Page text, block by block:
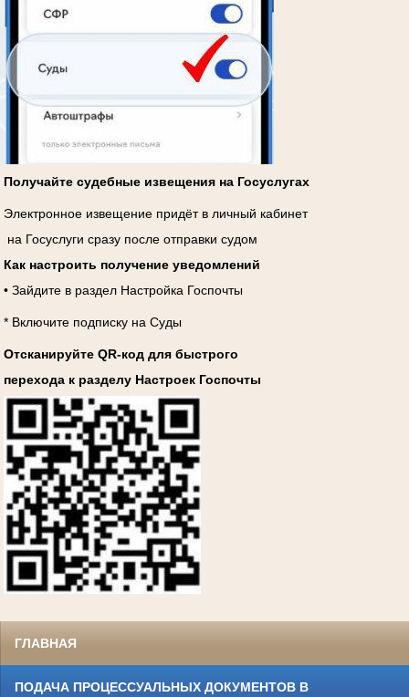
Получайте судебные извещения на Госуслугах
Электронное извещение придёт в личный кабинет
на Госуслуги сразу после отправки судом
Как настроить получение уведомлений
• Зайдите в раздел Настройка Госпочты
* Включите подписку на Суды
Отсканируйте QR-код для быстрого
перехода к разделу Настроек Госпочты
ГЛАВНАЯ
ПОДАЧА ПРОЦЕССУАЛЬНЫХ ДОКУМЕНТОВ В